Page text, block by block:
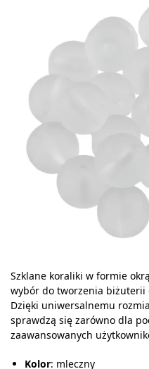
Szklane koraliki w formie
wybór do tworzenia biżuterii
Dzięki uniwersalnemu
sprawdzą się zarówno dla
zaawansowanych
Kolor: mleczny